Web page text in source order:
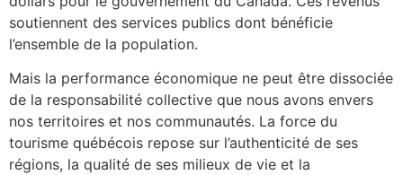
soutiennent des services publics dont bénéficie
l’ensemble de la population.
Mais la performance économique ne peut être dissociée
de la responsabilité collective que nous avons envers
nos territoires et nos communautés. La force du
tourisme québécois repose sur l’authenticité de ses
régions, la qualité de ses milieux de vie et la